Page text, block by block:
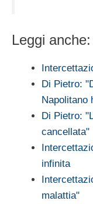
Leggi anche:
Di Pietro:
Di Pietro:
cancellata"
infinita
malattia"